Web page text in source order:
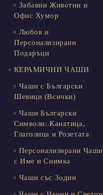
Забавни Животни и
Офис Хумор
Любов и
Персонализирани
Подаръци
КЕРАМИЧНИ ЧАШИ
Чаши с Български
Шевици (Всички)
Чаши Български
Символи: Канатица,
Глаголица и Розетата
Персонализирани Чаши
с Име и Снимка
Чаши със Зодии